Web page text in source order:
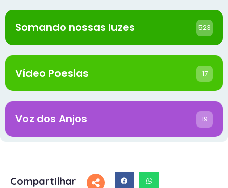
Somando nossas luzes 523
Vídeo Poesias 17
Voz dos Anjos 19
Compartilhar